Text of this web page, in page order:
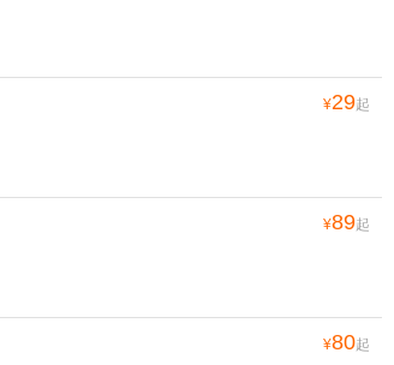
¥29起
¥89起
¥80起